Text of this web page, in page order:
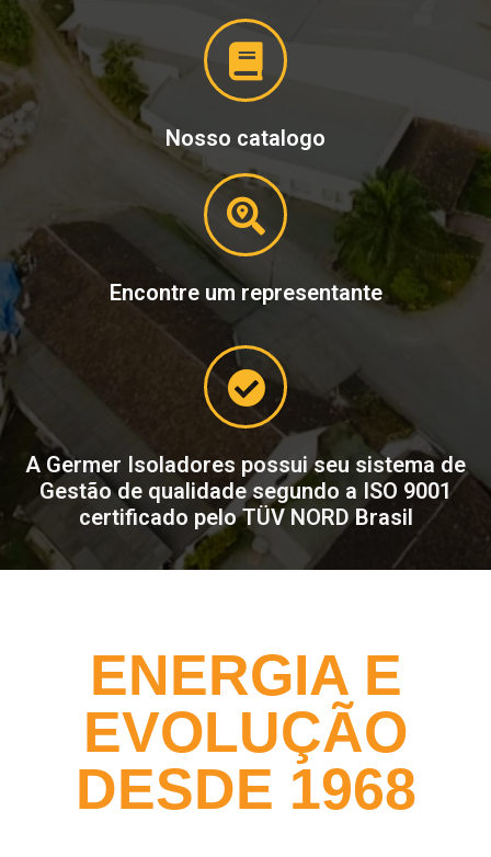
A Germer Isoladores possui seu sistema de
Gestão de qualidade segundo a ISO 9001
certificado pelo TÜV NORD Brasil
Encontre um representante
Nosso catalogo
ENERGIA E
EVOLUÇÃO
DESDE 1968